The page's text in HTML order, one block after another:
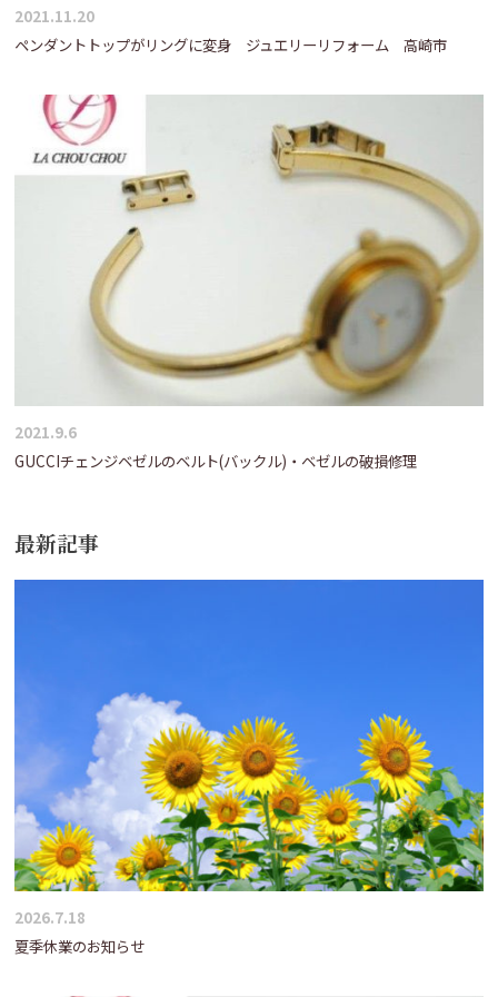
2021.11.20
ペンダントトップがリングに変身 ジュエリーリフォーム 高崎市
2021.9.6
GUCCIチェンジベゼルのベルト(バックル)・ベゼルの破損修理
最新記事
2026.7.18
夏季休業のお知らせ